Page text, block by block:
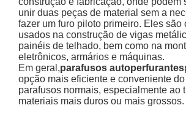
unir duas peças de material sem a
fazer um furo piloto primeiro. Eles são
usados ​​na construção de vigas
painéis de telhado, bem como na
eletrônicos, armários e máquinas.
Em geral,parafusos autoperfurantes
opção mais eficiente e conveniente
parafusos normais, especialmente ao
materiais mais duros ou mais grossos.